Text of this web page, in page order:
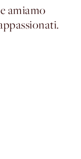
amiamo